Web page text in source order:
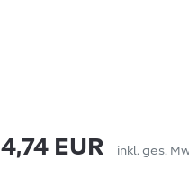
4,74 EUR inkl. ges.